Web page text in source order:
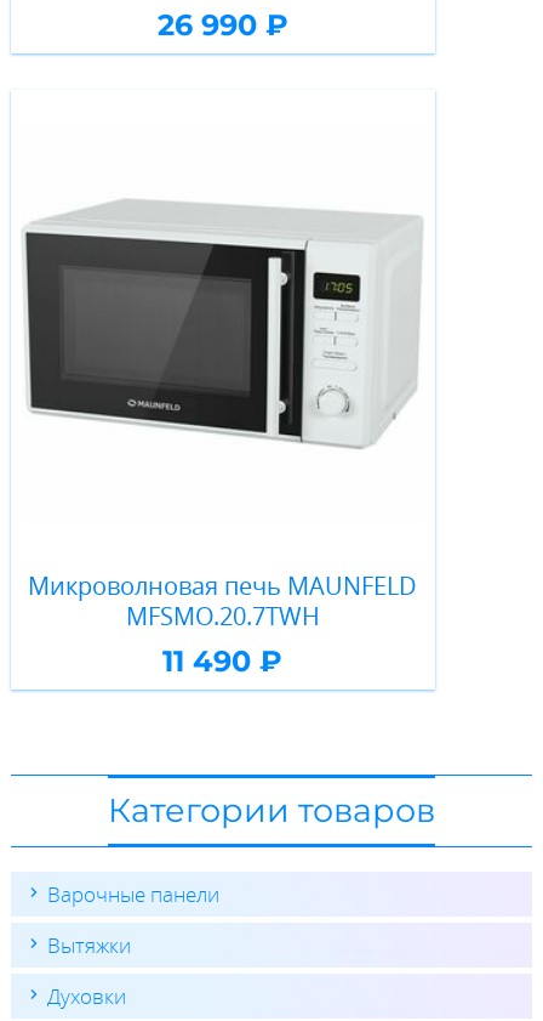
26 990 ₽
Микроволновая печь MAUNFELD
MFSMO.20.7TWH
11 490 ₽
Категории товаров
Варочные панели
Вытяжки
Духовки